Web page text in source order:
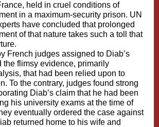
held in cruel conditions of
in a maximum-security prison. UN
have concluded that prolonged
of that nature takes such a toll that
French judges assigned to Diab’s
the flimsy evidence, primarily
that had been relied upon to
To the contrary, judges found strong
Diab’s claim that he had been
his university exams at the time of
eventually ordered the case against
returned home to his wife and